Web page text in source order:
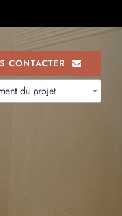
CONTACTER
du projet